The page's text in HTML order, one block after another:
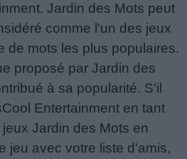
Jardin des Mots peut
comme l'un des jeux
de mots les plus populaires.
proposé par Jardin des
à sa popularité. S'il
Entertainment en tant
Jardin des Mots en
jeu avec votre liste d'amis,